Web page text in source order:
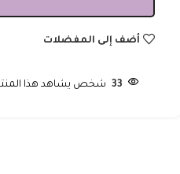
أضف إلى المفضلات
33 شخص يشاهد هذا